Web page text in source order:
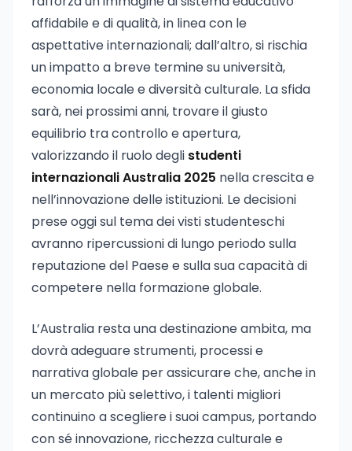
affidabile e di qualità, in linea con le
aspettative internazionali; dall’altro, si rischia
un impatto a breve termine su università,
economia locale e diversità culturale. La sfida
sarà, nei prossimi anni, trovare il giusto
equilibrio tra controllo e apertura,
valorizzando il ruolo degli studenti
internazionali Australia 2025 nella crescita e
nell’innovazione delle istituzioni. Le decisioni
prese oggi sul tema dei visti studenteschi
avranno ripercussioni di lungo periodo sulla
reputazione del Paese e sulla sua capacità di
competere nella formazione globale.
L’Australia resta una destinazione ambita, ma
dovrà adeguare strumenti, processi e
narrativa globale per assicurare che, anche in
un mercato più selettivo, i talenti migliori
continuino a scegliere i suoi campus, portando
con sé innovazione, ricchezza culturale e